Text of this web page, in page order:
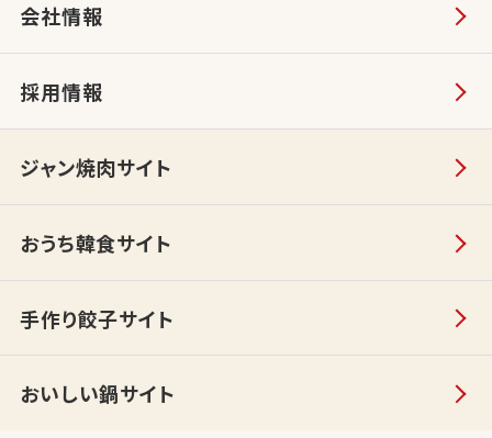
会社情報
採用情報
ジャン焼肉サイト
おうち韓食サイト
手作り餃子サイト
おいしい鍋サイト